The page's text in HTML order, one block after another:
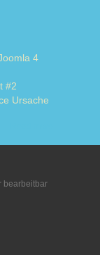
4
#2
Ursache
bearbeitbar